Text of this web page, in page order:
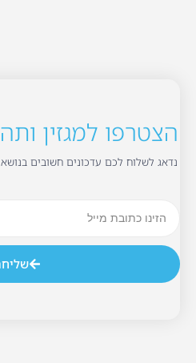
הצטרפו למגזין
נדאג לשלוח לכם עדכונים חשובים